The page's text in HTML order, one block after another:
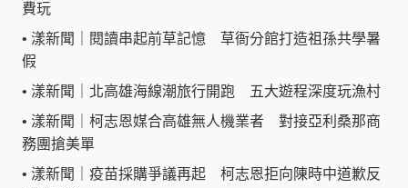
費玩
• 漾新聞｜閱讀串起前草記憶 草衙分館打造祖孫共學暑
假
• 漾新聞｜北高雄海線潮旅行開跑 五大遊程深度玩漁村
• 漾新聞｜柯志恩媒合高雄無人機業者 對接亞利桑那商
務團搶美單
• 漾新聞｜疫苗採購爭議再起 柯志恩拒向陳時中道歉反